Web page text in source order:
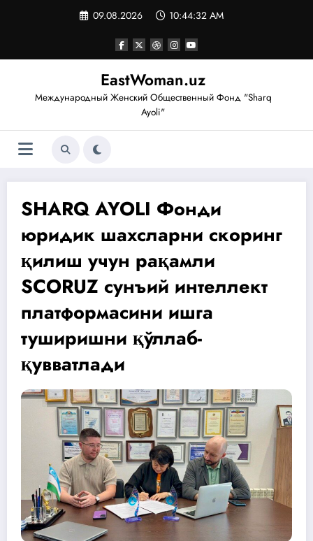
09.08.2026 10:44:33 AM
EastWoman.uz
Международный Женский Общественный Фонд "Sharq
Ayoli"
SHARQ AYOLI Фонди
юридик шахсларни скоринг
қилиш учун рақамли
SCORUZ сунъий интеллект
платформасини ишга
туширишни қўллаб-
қувватлади